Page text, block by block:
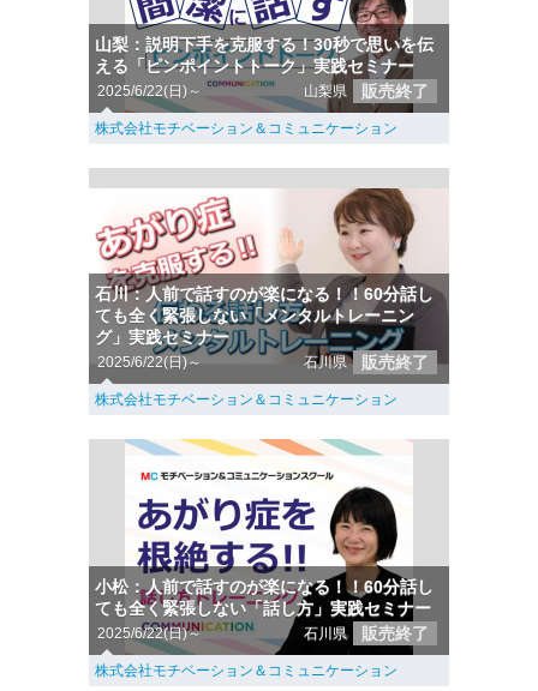
山梨：説明下手を克服する！30秒で思いを伝
える「ピンポイントトーク」実践セミナー
2025/6/22(日)～ 山梨県 販売終了
株式会社モチベーション＆コミュニケーション
石川：人前で話すのが楽になる！！60分話し
ても全く緊張しない「メンタルトレーニン
グ」実践セミナー
2025/6/22(日)～ 石川県 販売終了
株式会社モチベーション＆コミュニケーション
小松：人前で話すのが楽になる！！60分話し
ても全く緊張しない「話し方」実践セミナー
2025/6/22(日)～ 石川県 販売終了
株式会社モチベーション＆コミュニケーション